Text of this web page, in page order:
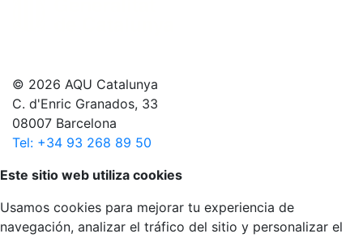
© 2026 AQU Catalunya
C. d'Enric Granados, 33
08007 Barcelona
Tel: +34 93 268 89 50
Volver arriba
Este sitio web utiliza cookies
Usamos cookies para mejorar tu experiencia de
navegación, analizar el tráfico del sitio y personalizar el